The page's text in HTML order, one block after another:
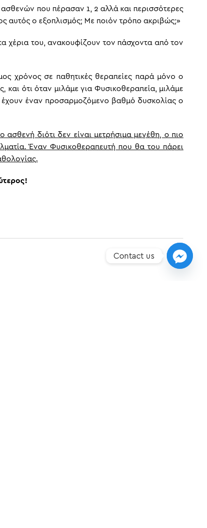
που πέρασαν 1, 2 αλλά και περισσότερες
αυτός ο εξοπλισμός; Με ποιόν τρόπο ακριβώς;»
χέρια του, ανακουφίζουν τον πάσχοντα από τον
χρόνος σε παθητικές θεραπείες παρά μόνο ο
ότι όταν μιλάμε για Φυσικοθεραπεία, μιλάμε
έχουν έναν προσαρμοζόμενο βαθμό δυσκολίας ο
διότι δεν είναι μετρήσιμα μεγέθη, ο πιο
Έναν Φυσικοθεραπευτή που θα του πάρει
Contact us